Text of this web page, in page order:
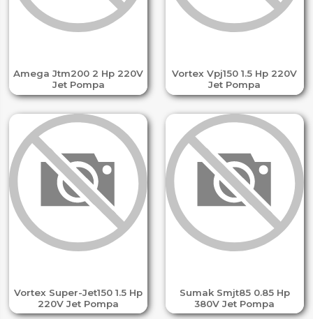
Amega Jtm200 2 Hp 220V
Jet Pompa
Vortex Vpj150 1.5 Hp 220V
Jet Pompa
Vortex Super-Jet150 1.5 Hp
220V Jet Pompa
Sumak Smjt85 0.85 Hp
380V Jet Pompa